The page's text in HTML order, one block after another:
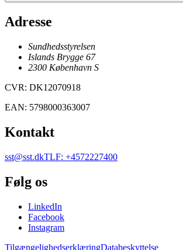
Adresse
Sundhedsstyrelsen
Islands Brygge 67
2300 København S
CVR: DK12070918
EAN: 5798000363007
Kontakt
sst@sst.dkTLF: +4572227400
Følg os
LinkedIn
Facebook
Instagram
TilgængelighedserklæringDatabeskyttelse